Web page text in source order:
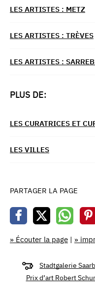
LES ARTISTES : METZ
LES ARTISTES : TRÈVES
LES ARTISTES :
PLUS DE:
LES CURATRICES ET
LES VILLES
PARTAGER LA PAGE
» Écouter la page | »
Stadtgalerie
Prix d’art Robert